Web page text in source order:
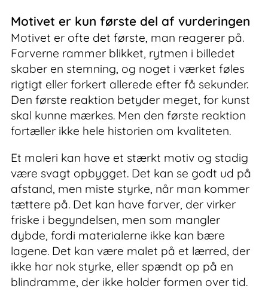
Motivet er kun første del af vurderingen
Motivet er ofte det første, man reagerer på.
Farverne rammer blikket, rytmen i billedet
skaber en stemning, og noget i værket føles
rigtigt eller forkert allerede efter få sekunder.
Den første reaktion betyder meget, for kunst
skal kunne mærkes. Men den første reaktion
fortæller ikke hele historien om kvaliteten.
Et maleri kan have et stærkt motiv og stadig
være svagt opbygget. Det kan se godt ud på
afstand, men miste styrke, når man kommer
tættere på. Det kan have farver, der virker
friske i begyndelsen, men som mangler
dybde, fordi materialerne ikke kan bære
lagene. Det kan være malet på et lærred, der
ikke har nok styrke, eller spændt op på en
blindramme, der ikke holder formen over tid.